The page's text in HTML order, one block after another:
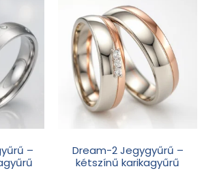
–
Dream-2 Jegygyűrű –
kétszínű karikagyűrű